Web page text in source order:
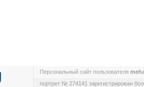
Персональный сайт пользователя
портрет № 274141 зарегистрирован